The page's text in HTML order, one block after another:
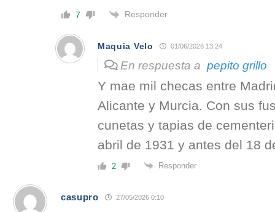
7 Responder
Maquia Velo 01/06/2026 13:24
En respuesta a pepito grillo
Y mae mil checas entre
Alicante y Murcia. Con sus
cunetas y tapias de
abril de 1931 y antes del 18
2 Responder
casupro 27/05/2026 0:10